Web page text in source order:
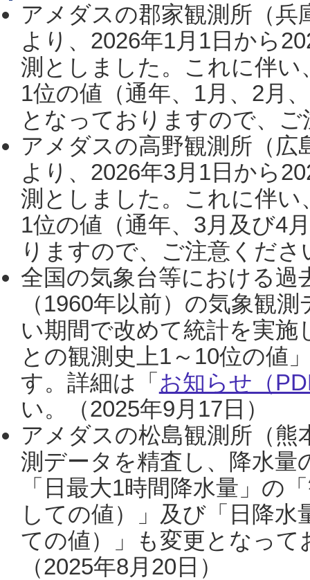
アメダスの郡家観測所（
より、2026年1月1日から
測としました。これに伴い
1位の値（通年、1月、2月
となっておりますので、
アメダスの高野観測所（
より、2026年3月1日から
測としました。これに伴い
1位の値（通年、3月及び4
りますので、ご注意くだ
全国の気象台等における過
（1960年以前）の気象観
い期間で改めて統計を実
との観測史上1～10位の値
す。詳細は「 お知らせ（
い。（2025年9月17日）
アメダスの松島観測所（熊
測データを精査し、降水
「日最大1時間降水量」の
しての値）」及び「日降
ての値）」も変更となっ
（2025年8月20日）